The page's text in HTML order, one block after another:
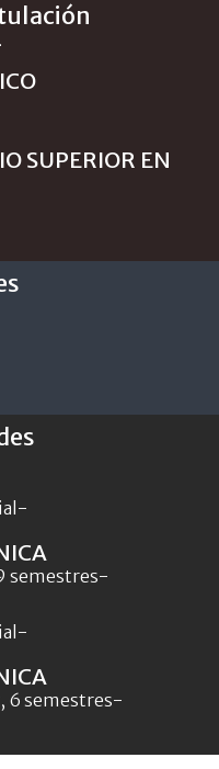
SUPERIOR EN
semestres-
6 semestres-